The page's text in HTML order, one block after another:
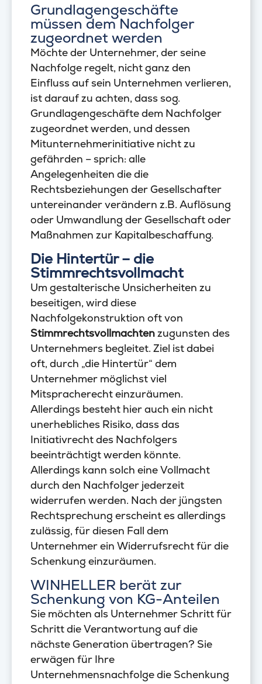
Grundlagengeschäfte
müssen dem Nachfolger
zugeordnet werden
Möchte der Unternehmer, der seine
Nachfolge regelt, nicht ganz den
Einfluss auf sein Unternehmen verlieren,
ist darauf zu achten, dass sog.
Grundlagengeschäfte dem Nachfolger
zugeordnet werden, und dessen
Mitunternehmerinitiative nicht zu
gefährden – sprich: alle
Angelegenheiten die die
Rechtsbeziehungen der Gesellschafter
untereinander verändern z.B. Auflösung
oder Umwandlung der Gesellschaft oder
Maßnahmen zur Kapitalbeschaffung.
Die Hintertür – die
Stimmrechtsvollmacht
Um gestalterische Unsicherheiten zu
beseitigen, wird diese
Nachfolgekonstruktion oft von
Stimmrechtsvollmachtenzugunsten des
Unternehmers begleitet. Ziel ist dabei
oft, durch „die Hintertür“ dem
Unternehmer möglichst viel
Mitspracherecht einzuräumen.
Allerdings besteht hier auch ein nicht
unerhebliches Risiko, dass das
Initiativrecht des Nachfolgers
beeinträchtigt werden könnte.
Allerdings kann solch eine Vollmacht
durch den Nachfolger jederzeit
widerrufen werden. Nach der jüngsten
Rechtsprechung erscheint es allerdings
zulässig, für diesen Fall dem
Unternehmer ein Widerrufsrecht für die
Schenkung einzuräumen.
WINHELLER berät zur
Schenkung von KG-Anteilen
Sie möchten als Unternehmer Schritt für
Schritt die Verantwortung auf die
nächste Generation übertragen? Sie
erwägen für Ihre
Unternehmensnachfolge die Schenkung